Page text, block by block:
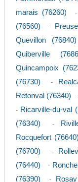
marais (76260)
-
(76560)
-
Quevillon (76840)
Quiberville
Quincampoix
(76730)
-
Retonval (76340)
- Ricarville-du-val
(76340)
-
Rocquefort (76640)
(76700)
-
(76440)
-
(76390)
-